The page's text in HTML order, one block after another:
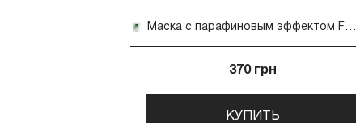
Маска с парафиновым эффектом FRC Beauty 450 мл (Green coffee)
370 грн
КУПИТЬ